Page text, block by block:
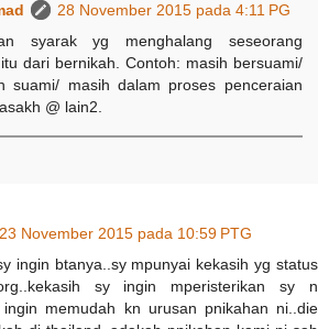
28 November 2015 pada 4:11 PG
syarak yg menghalang seseorang
dari bernikah. Contoh: masih bersuami/
suami/ masih dalam proses penceraian
@ lain2.
23 November 2015 pada 10:59 PTG
ingin btanya..sy mpunyai kekasih yg status
sy ingin mperisterikan sy n
ingin memudah kn urusan pnikahan ni..die